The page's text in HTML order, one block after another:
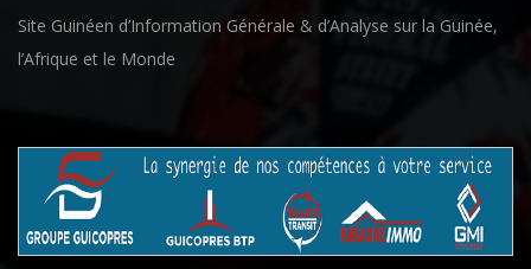
Site Guinéen d’Information Générale & d’Analyse sur la Guinée,
l’Afrique et le Monde